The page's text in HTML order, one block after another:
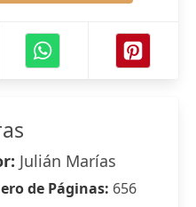
Julián Marías
de Páginas: 656